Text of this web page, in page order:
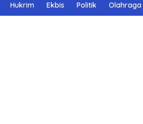
Hukrim Ekbis Politik Olahraga